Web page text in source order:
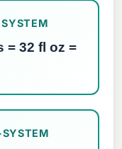
= 32 fl oz =